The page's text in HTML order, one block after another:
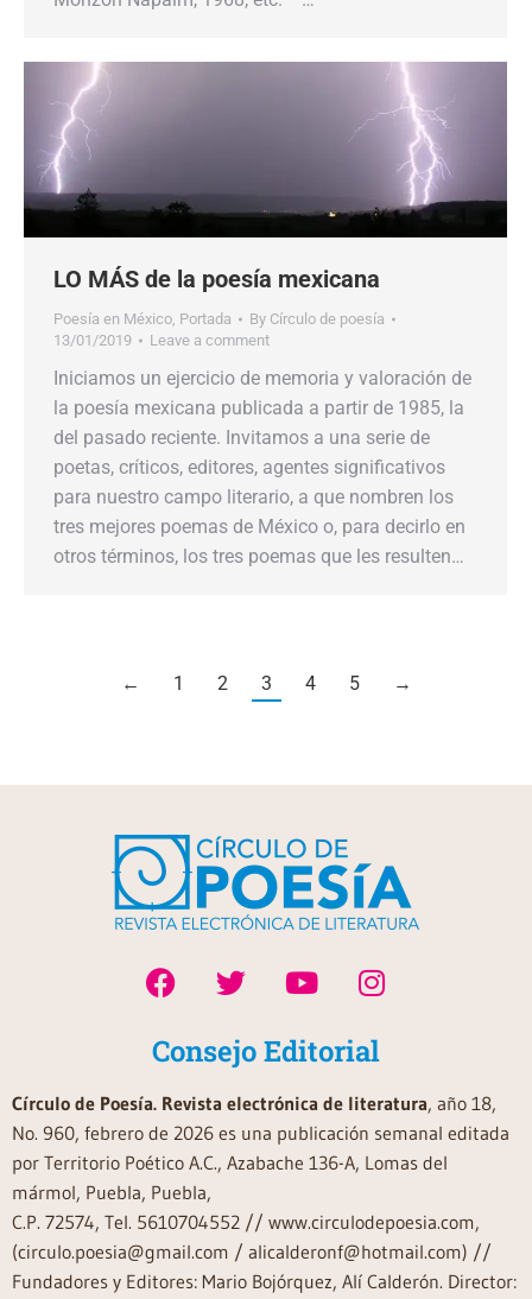
LO MÁS de la poesía mexicana
Poesía en México, Portada By Círculo de poesía
13/01/2019
Leave a comment
Iniciamos un ejercicio de memoria y valoración de
la poesía mexicana publicada a partir de 1985, la
del pasado reciente. Invitamos a una serie de
poetas, críticos, editores, agentes significativos
para nuestro campo literario, a que nombren los
tres mejores poemas de México o, para decirlo en
otros términos, los tres poemas que les resulten…
← 1 2 3 4 5 →
Consejo Editorial
Círculo de Poesía. Revista electrónica de literatura, año 18,
No. 960, febrero de 2026 es una publicación semanal editada
por Territorio Poético A.C., Azabache 136-A, Lomas del
mármol, Puebla, Puebla,
C.P. 72574, Tel. 5610704552 // www.circulodepoesia.com,
(circulo.poesia@gmail.com / alicalderonf@hotmail.com) //
Fundadores y Editores: Mario Bojórquez, Alí Calderón. Director: